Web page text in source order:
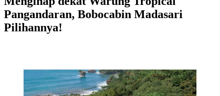
Pangandaran, Bobocabin Madasari
Pilihannya!